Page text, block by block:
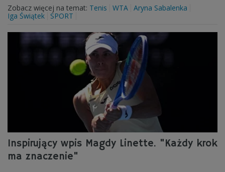
Zobacz więcej na temat: Tenis WTA Aryna Sabalenka
Iga Świątek
SPORT
Inspirujący wpis Magdy Linette. "Każdy krok
ma znaczenie"